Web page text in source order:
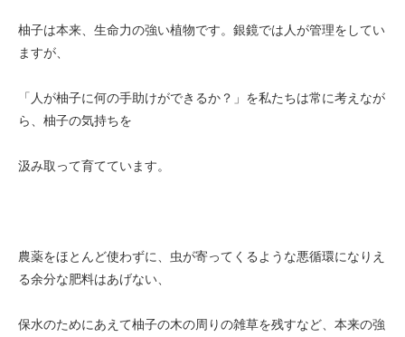
柚子は本来、生命力の強い植物です。銀鏡では人が管理をしてい
ますが、
「人が柚子に何の手助けができるか？」を私たちは常に考えなが
ら、柚子の気持ちを
汲み取って育てています。
農薬をほとんど使わずに、虫が寄ってくるような悪循環になりえ
る余分な肥料はあげない、
保水のためにあえて柚子の木の周りの雑草を残すなど、本来の強